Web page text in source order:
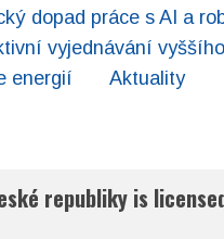
dopad práce s AI a
vyjednávání
energií
Aktuality
republiky is